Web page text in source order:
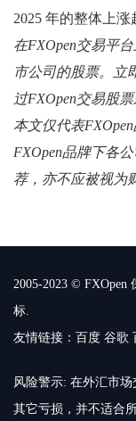
2025 年的整体上涨
在FXOpen交易平
市公司的股票。立
过FXOpen交易股
本文仅代表
FXOpen品牌下各
荐，亦不应被视为
2005-2023 ©
标.
友情链接： 百度 谷歌
风险警示: 在外汇市
其它亏损，并不适合